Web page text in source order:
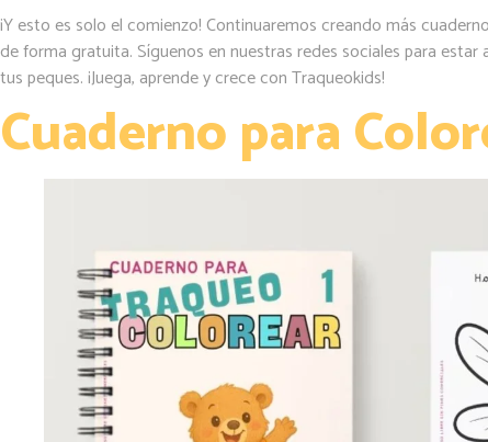
¡Y esto es solo el comienzo! Continuaremos creando más
de forma gratuita. Síguenos en nuestras redes sociales para
tus peques. ¡Juega, aprende y crece con Traqueokids!
Cuaderno para